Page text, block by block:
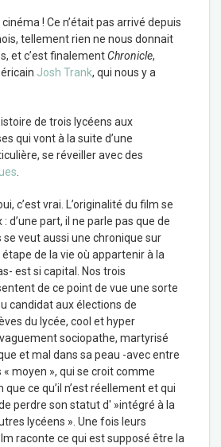
! Ce n’était pas arrivé depuis
tellement rien ne nous donnait
et c’est finalementChronicle,
Josh Trank, qui nous y a
de trois lycéens aux
qui vont à la suite d’une
se réveiller avec des
.
c’est vrai. L’originalité du film se
d’une part, il ne parle pas que de
veut aussi une chronique sur
étape de la vie où appartenir à la
est si capital. Nos trois
de ce point de vue une sorte
candidat aux élections de
du lycée, cool et hyper
sociopathe, martyrisé
et mal dans sa peau -avec entre
« moyen », qui se croit comme
que ce qu’il n’est réellement et qui
perdre son statut d' »intégré à la
lycéens ». Une fois leurs
raconte ce qui est supposé être la